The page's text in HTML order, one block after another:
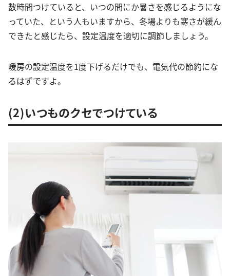
数時間つけていると、いつの間にか暑さを感じるようにな
っていた、という人もいますから、冬場よりも寒さが緩ん
できたと感じたら、設定温度を適切に調節しましょう。
暖房の設定温度を1度下げるだけでも、電気代の節約にな
るはずですよ。
(2)いつものクセでつけている